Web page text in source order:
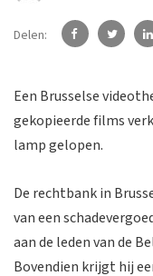
Delen:
Een Brusselse
gekopieerde films
lamp gelopen.
De rechtbank in
van een
aan de leden van de
Bovendien krijgt hij